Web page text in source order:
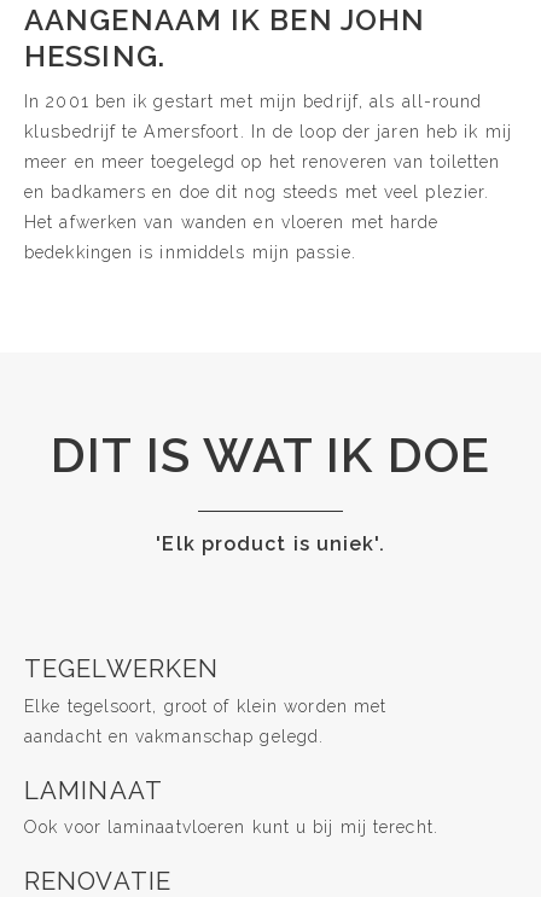
AANGENAAM IK BEN JOHN
HESSING.
In 2001 ben ik gestart met mijn bedrijf, als all-round
klusbedrijf te Amersfoort. In de loop der jaren heb ik mij
meer en meer toegelegd op het renoveren van toiletten
en badkamers en doe dit nog steeds met veel plezier.
Het afwerken van wanden en vloeren met harde
bedekkingen is inmiddels mijn passie.
DIT IS WAT IK DOE
'Elk product is uniek'.
TEGELWERKEN
Elke tegelsoort, groot of klein worden met
aandacht en vakmanschap gelegd.
LAMINAAT
Ook voor laminaatvloeren kunt u bij mij terecht.
RENOVATIE